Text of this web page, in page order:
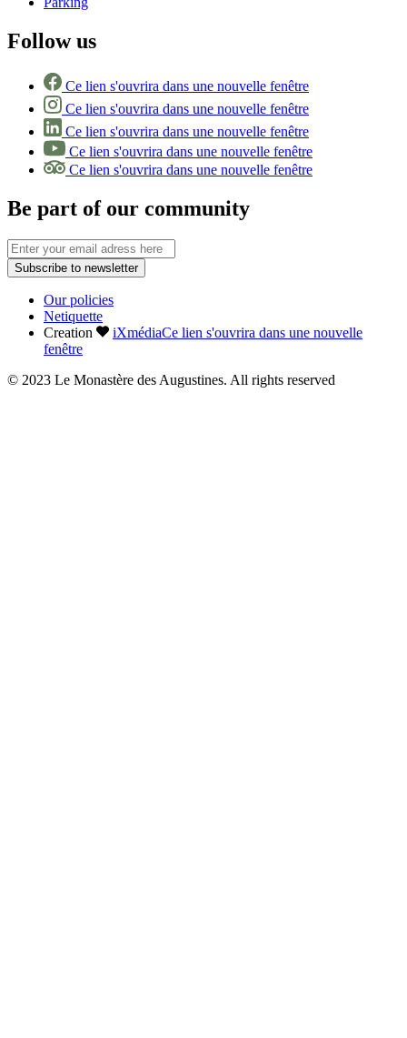
Follow us
Ce lien s'ouvrira dans une nouvelle fenêtre
Ce lien s'ouvrira dans une nouvelle fenêtre
Ce lien s'ouvrira dans une nouvelle fenêtre
Ce lien s'ouvrira dans une nouvelle fenêtre
Ce lien s'ouvrira dans une nouvelle fenêtre
Be part of our community
Subscribe to newsletter
Our policies
Netiquette
Creation
iXmédiaCe lien s'ouvrira dans une nouvelle
fenêtre
© 2023 Le Monastère des Augustines. All rights reserved